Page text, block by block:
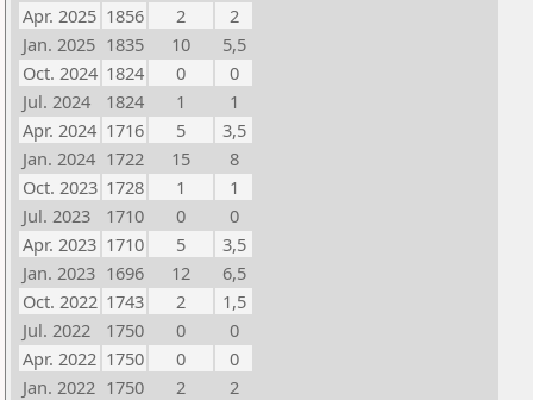
Apr. 2025 1856 2
2
Jan. 2025 1835 10
5,5
Oct. 2024 1824 0
0
Jul. 2024
1824 1
1
Apr. 2024 1716 5
3,5
Jan. 2024 1722 15
8
Oct. 2023 1728 1
1
Jul. 2023
1710 0
0
Apr. 2023 1710 5
3,5
Jan. 2023 1696 12
6,5
Oct. 2022 1743 2
1,5
Jul. 2022
1750 0
0
Apr. 2022 1750 0
0
Jan. 2022 1750 2
2